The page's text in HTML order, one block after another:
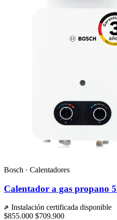
Bosch · Calentadores
Calentador a gas propano
Instalación certificada disponible
$855.000 $709.900